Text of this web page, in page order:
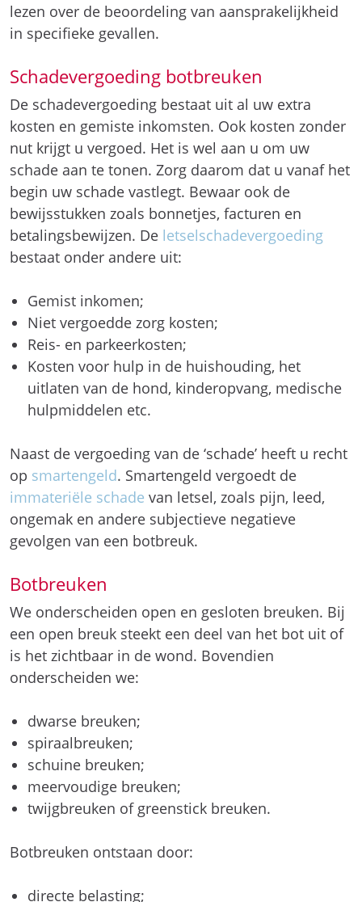
lezen over de beoordeling van aansprakelijkheid
in specifieke gevallen.
Schadevergoeding botbreuken
De schadevergoeding bestaat uit al uw extra
kosten en gemiste inkomsten. Ook kosten zonder
nut krijgt u vergoed. Het is wel aan u om uw
schade aan te tonen. Zorg daarom dat u vanaf het
begin uw schade vastlegt. Bewaar ook de
bewijsstukken zoals bonnetjes, facturen en
betalingsbewijzen. De letselschadevergoeding
bestaat onder andere uit:
Gemist inkomen;
Niet vergoedde zorg kosten;
Reis- en parkeerkosten;
Kosten voor hulp in de huishouding, het
uitlaten van de hond, kinderopvang, medische
hulpmiddelen etc.
Naast de vergoeding van de ‘schade’ heeft u recht
op smartengeld. Smartengeld vergoedt de
immateriële schade van letsel, zoals pijn, leed,
ongemak en andere subjectieve negatieve
gevolgen van een botbreuk.
Botbreuken
We onderscheiden open en gesloten breuken. Bij
een open breuk steekt een deel van het bot uit of
is het zichtbaar in de wond. Bovendien
onderscheiden we:
dwarse breuken;
spiraalbreuken;
schuine breuken;
meervoudige breuken;
twijgbreuken of greenstick breuken.
Botbreuken ontstaan door:
directe belasting;